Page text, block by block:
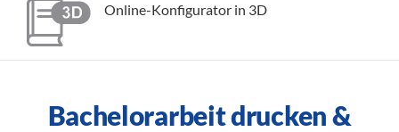
Online-Konfigurator in 3D
Bachelorarbeit drucken &